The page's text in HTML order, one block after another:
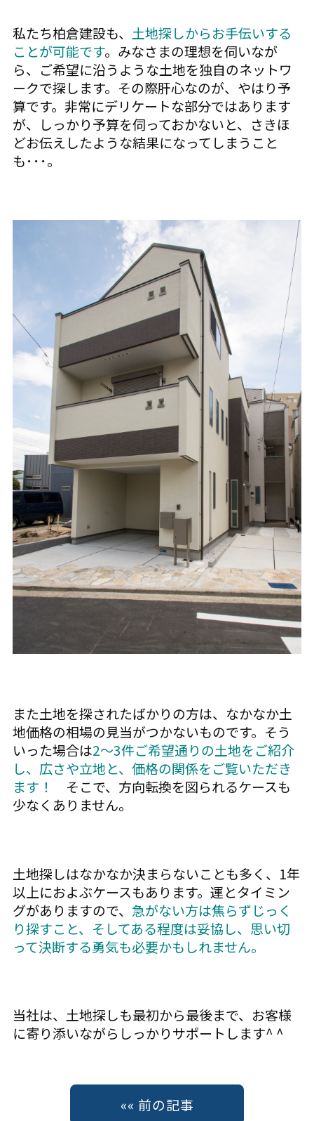
私たち柏倉建設も、 土地探しからお手伝いする
ことが可能です。みなさまの理想を伺いなが
ら、ご希望に沿うような土地を独自のネットワ
ークで探します。その際肝心なのが、やはり予
算です。非常にデリケートな部分ではあります
が、しっかり予算を伺っておかないと、さきほ
どお伝えしたような結果になってしまうこと
も･･･。
また土地を探されたばかりの方は、なかなか土
地価格の相場の見当がつかないものです。そう
いった場合は2〜3件ご希望通りの土地をご紹介
し、広さや立地と、価格の関係をご覧いただき
ます！
そこで、方向転換を図られるケースも
少なくありません。
土地探しはなかなか決まらないことも多く、1年
以上におよぶケースもあります。運とタイミン
グがありますので、 急がない方は焦らずじっく
り探すこと、そしてある程度は妥協し、思い切
って決断する勇気も必要かもしれません。
当社は、土地探しも最初から最後まで、お客様
に寄り添いながらしっかりサポートします^ ^
«« 前の記事